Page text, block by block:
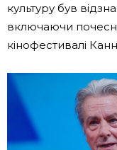
культуру був
включаючи
кінофестивалі